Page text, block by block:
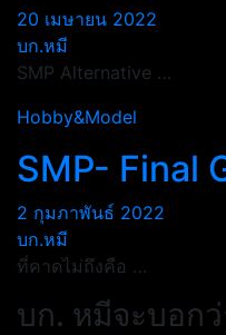
20 เมษายน 2022
บก.หมี
SMP Alternative …
Hobby&Model
SMP- Final
2 กุมภาพันธ์ 2022
บก.หมี
ที่คาดไม่ถึงคือ …
บก. หมีจะบอกว่